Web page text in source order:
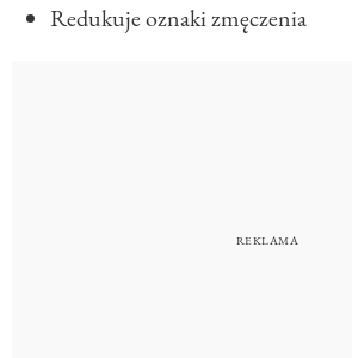
Redukuje oznaki zmęczenia